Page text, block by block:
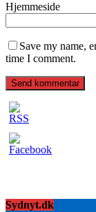
Hjemmeside
Save my name,
time I comment.
Sydnyt.dk